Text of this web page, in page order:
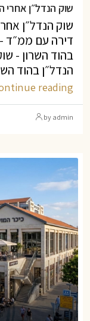
שוק הנדל״ן אחרי
שוק הנדל״ן
דירה עם ממ״ד
הנדל״ן בהוד
reading
by admin